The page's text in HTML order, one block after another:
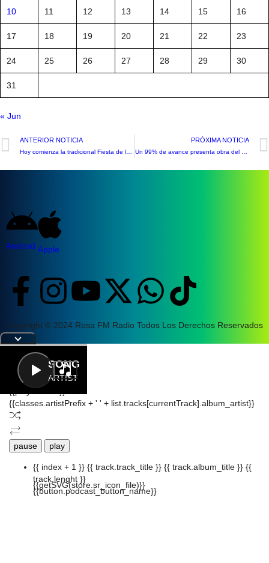
10 11 12 13 14 15 16
17 18 19 20 21 22 23
24 25 26 27 28 29 30
31
« Jun
ANTERIOR NOTICIA PRÓXIMA NOTICIA
Android Apple
Copyright © 2024 Rosa FM Radio Todos Los Derechos Reservados
|
SONG
ARTIST
Letra
{{playListTitle}}
{{classes.artistPrefix + ' ' + list.tracks[currentTrack].album_artist}}
pause play
{{ index + 1 }} {{ track.track_title }} {{ track.album_title }} {{
track.lenght }}
{{getSVG(store.sr_icon_file)}}
{{button.podcast_button_name}}